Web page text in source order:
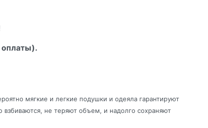
оплаты).
мягкие и легкие подушки и одеяла гарантируют
не теряют объем, и надолго сохраняют